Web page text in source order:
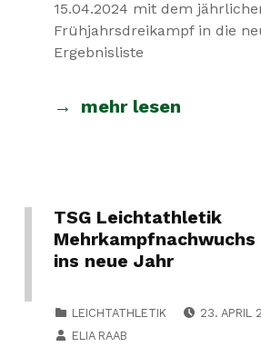
15.04.2024 mit dem
Frühjahrsdreikampf in die
Ergebnisliste
mehr lesen
TSG Leichtathletik
ins neue Jahr
LEICHTATHLETIK
23. APRIL
ELIA RAAB